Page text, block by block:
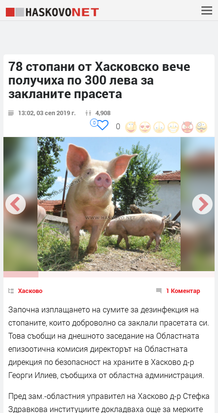
78 стопани от Хасковско вече
получиха по 300 лева за
закланите прасета
13:02, 03 сеп 2019 г. 4,908
0
0
Хасково 1 Коментар
Започна изплащането на сумите за дезинфекция на
стопаните, които доброволно са заклали прасетата си.
Това съобщи на днешното заседание на Областната
епизоотична комисия директорът на Областната
дирекция по безопасност на храните в Хасково д-р
Георги Илиев, съобщиха от областна администрация.
Пред зам.-областния управител на Хасково д-р Стефка
Здравкова институциите докладваха още за мерките